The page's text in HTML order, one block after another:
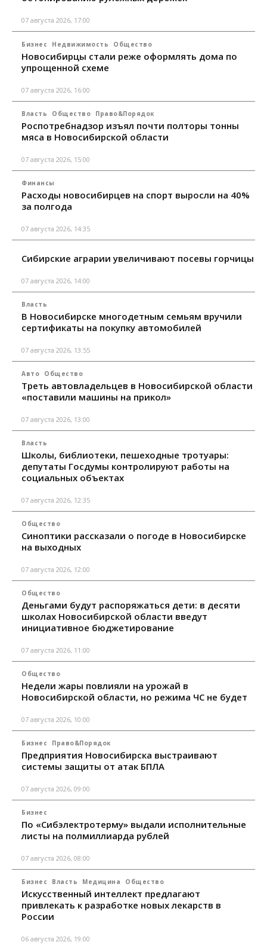
07 августа 2026, 17:00
Бизнес Недвижимость Общество
Новосибирцы стали реже оформлять дома по
упрощенной схеме
07 августа 2026, 16:00
Власть Общество Право&Порядок
Роспотребнадзор изъял почти полторы тонны
мяса в Новосибирской области
07 августа 2026, 15:00
Финансы
Расходы новосибирцев на спорт выросли на 40%
за полгода
07 августа 2026, 14:35
Сибирские аграрии увеличивают посевы горчицы
07 августа 2026, 14:00
Власть
В Новосибирске многодетным семьям вручили
сертификаты на покупку автомобилей
07 августа 2026, 13:55
Авто Общество
Треть автовладельцев в Новосибирской области
«поставили машины на прикол»
07 августа 2026, 13:00
Власть
Школы, библиотеки, пешеходные тротуары:
депутаты Госдумы контролируют работы на
социальных объектах
07 августа 2026, 12:35
Общество
Синоптики рассказали о погоде в Новосибирске
на выходных
07 августа 2026, 12:00
Общество
Деньгами будут распоряжаться дети: в десяти
школах Новосибирской области введут
инициативное бюджетирование
07 августа 2026, 11:00
Общество
Недели жары повлияли на урожай в
Новосибирской области, но режима ЧС не будет
07 августа 2026, 10:00
Бизнес Право&Порядок
Предприятия Новосибирска выстраивают
системы защиты от атак БПЛА
07 августа 2026, 09:00
Бизнес
По «Сибэлектротерму» выдали исполнительные
листы на полмиллиарда рублей
07 августа 2026, 08:00
Бизнес Власть Медицина Общество
Искусственный интеллект предлагают
привлекать к разработке новых лекарств в
России
06 августа 2026, 19:00